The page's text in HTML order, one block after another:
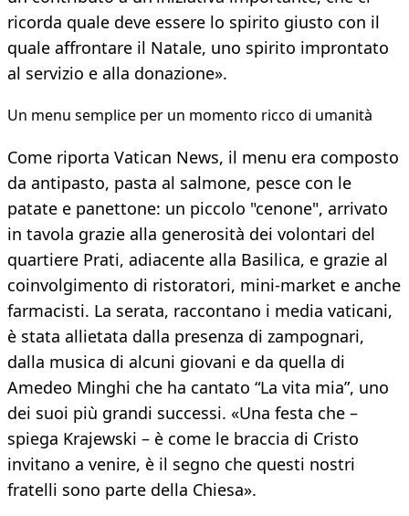
ricorda quale deve essere lo spirito giusto con il
quale affrontare il Natale, uno spirito improntato
al servizio e alla donazione».
Un menu semplice per un momento ricco di umanità
Come riporta Vatican News, il menu era composto
da antipasto, pasta al salmone, pesce con le
patate e panettone: un piccolo "cenone", arrivato
in tavola grazie alla generosità dei volontari del
quartiere Prati, adiacente alla Basilica, e grazie al
coinvolgimento di ristoratori, mini-market e anche
farmacisti. La serata, raccontano i media vaticani,
è stata allietata dalla presenza di zampognari,
dalla musica di alcuni giovani e da quella di
Amedeo Minghi che ha cantato “La vita mia”, uno
dei suoi più grandi successi. «Una festa che –
spiega Krajewski – è come le braccia di Cristo
invitano a venire, è il segno che questi nostri
fratelli sono parte della Chiesa».